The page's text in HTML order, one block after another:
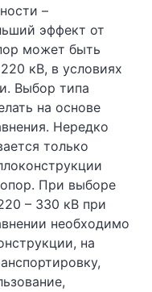
–
эффект от
может быть
кВ, в условиях
Выбор типа
на основе
Нередко
только
При выборе
– 330 кВ при
необходимо
на